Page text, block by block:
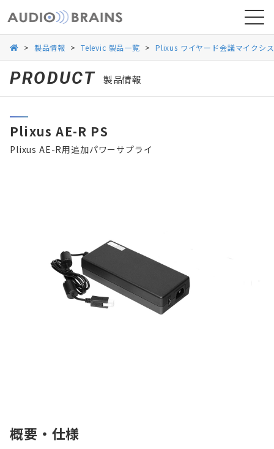
導入事例
お問い合わせ
> 製品情報 > Televic 製品一覧 > Plixus ワイヤード会議マイクシ
PRODUCT 製品情報
Plixus AE-R PS
Plixus AE-R用追加パワーサプライ
概要・仕様